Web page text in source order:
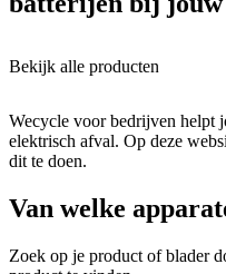
Bekijk alle producten
Wecycle voor bedrijven helpt
elektrisch afval. Op deze
dit te doen.
Van welke
Zoek op je product of blader